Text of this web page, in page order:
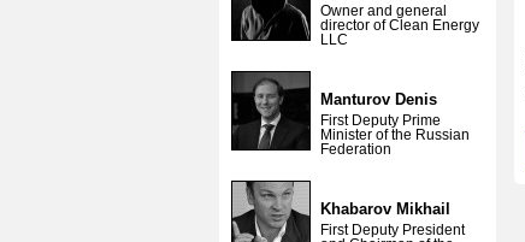
Owner and general
director of Clean Energy
LLC
Manturov Denis
First Deputy Prime
Minister of the Russian
Federation
Khabarov Mikhail
First Deputy President